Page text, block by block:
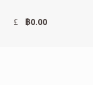
฿0.00